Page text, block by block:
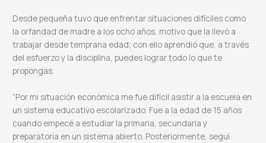
Desde pequeña tuvo que enfrentar situaciones difíciles como
la orfandad de madre a los ocho años, motivo que la llevó a
trabajar desde temprana edad; con ello aprendió que, a través
del esfuerzo y la disciplina, puedes lograr todo lo que te
propongas.
“Por mi situación económica me fue difícil asistir a la escuela en
un sistema educativo escolarizado. Fue a la edad de 15 años
cuando empecé a estudiar la primaria, secundaria y
preparatoria en un sistema abierto. Posteriormente, seguí